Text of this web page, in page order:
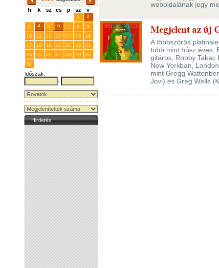
h k sz cs p sz v
1
2
3
4 5 6 7 8
9
10
11 12 13 14 15
16
17
18 19 20 21 22
23
24
25 26 27 28 29
30
31
Időszak:
-
Hirdetés
weboldalának jegy
Megjelent az új
A többszörös
több mint húsz éves,
gitáros, Robby
New Yorkban,
mint Gregg
Jovi) és Greg Wells